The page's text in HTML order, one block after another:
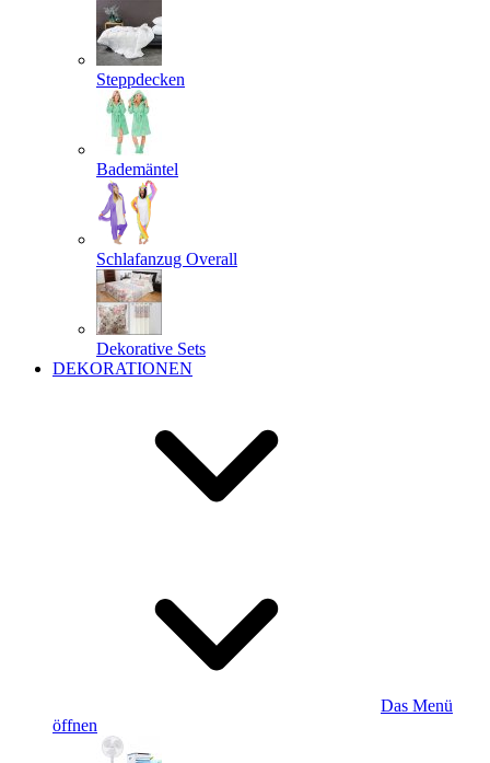
Steppdecken
Bademäntel
Schlafanzug Overall
Dekorative Sets
DEKORATIONEN
Das Menü
öffnen